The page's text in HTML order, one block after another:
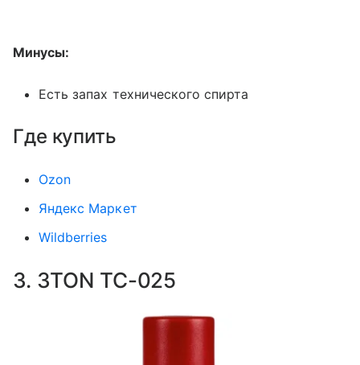
Минусы:
Есть запах технического спирта
Где купить
Ozon
Яндекс Маркет
Wildberries
3. 3TON ТС-025